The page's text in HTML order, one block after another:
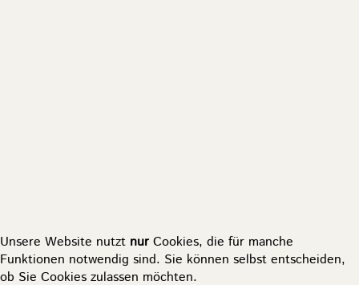
Unsere Website nutzt nur Cookies, die für manche
Funktionen notwendig sind. Sie können selbst entscheiden,
ob Sie Cookies zulassen möchten.